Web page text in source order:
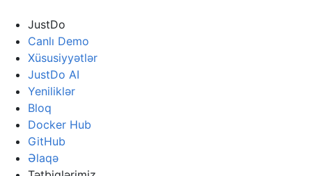
JustDo
Canlı Demo
Xüsusiyyətlər
JustDo AI
Yeniliklər
Bloq
Docker Hub
GitHub
Əlaqə